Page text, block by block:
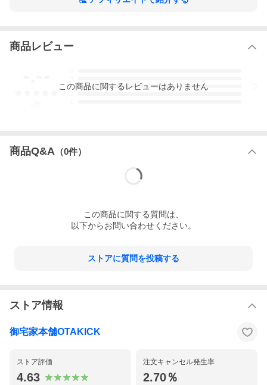
商品レビュー
3
この商品に関するレビューはありません
商品Q&A （0件）
この商品に関する質問は、
以下からお問い合わせください。
ストアに質問を投稿する
ストア情報
御宅家本舗OTAKICK
ストア評価
4.63
注文キャンセル発生率
2.70％